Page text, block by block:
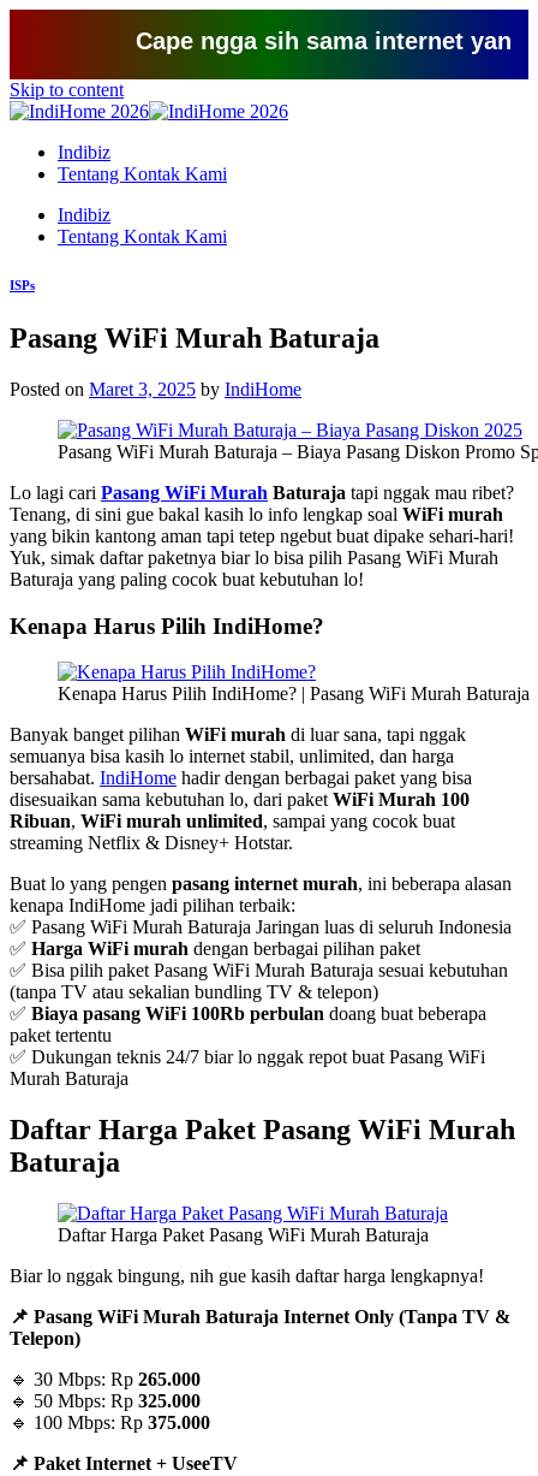
Cape ngga sih sama internet yang
Skip to content
Indibiz
Tentang Kontak Kami
Indibiz
Tentang Kontak Kami
ISPs
Pasang WiFi Murah Baturaja
Posted on Maret 3, 2025 by IndiHome
Pasang WiFi Murah Baturaja – Biaya Pasang Diskon Promo
Lo lagi cari Pasang WiFi Murah Baturaja tapi nggak mau ribet?
Tenang, di sini gue bakal kasih lo info lengkap soal WiFi murah
yang bikin kantong aman tapi tetep ngebut buat dipake sehari-hari!
Yuk, simak daftar paketnya biar lo bisa pilih Pasang WiFi Murah
Baturaja yang paling cocok buat kebutuhan lo!
Kenapa Harus Pilih IndiHome?
Kenapa Harus Pilih IndiHome? | Pasang WiFi Murah Baturaja
Banyak banget pilihan WiFi murah di luar sana, tapi nggak
semuanya bisa kasih lo internet stabil, unlimited, dan harga
bersahabat. IndiHome hadir dengan berbagai paket yang bisa
disesuaikan sama kebutuhan lo, dari paket WiFi Murah 100
Ribuan, WiFi murah unlimited, sampai yang cocok buat
streaming Netflix & Disney+ Hotstar.
Buat lo yang pengen pasang internet murah, ini beberapa alasan
kenapa IndiHome jadi pilihan terbaik:
✅ Pasang WiFi Murah Baturaja Jaringan luas di seluruh Indonesia
✅ Harga WiFi murah dengan berbagai pilihan paket
✅ Bisa pilih paket Pasang WiFi Murah Baturaja sesuai kebutuhan
(tanpa TV atau sekalian bundling TV & telepon)
✅ Biaya pasang WiFi 100Rb perbulan doang buat beberapa
paket tertentu
✅ Dukungan teknis 24/7 biar lo nggak repot buat Pasang WiFi
Murah Baturaja
Daftar Harga Paket Pasang WiFi Murah
Baturaja
Daftar Harga Paket Pasang WiFi Murah Baturaja
Biar lo nggak bingung, nih gue kasih daftar harga lengkapnya!
📌 Pasang WiFi Murah Baturaja Internet Only (Tanpa TV &
Telepon)
🔹 30 Mbps: Rp 265.000
🔹 50 Mbps: Rp 325.000
🔹 100 Mbps: Rp 375.000
📌 Paket Internet + UseeTV